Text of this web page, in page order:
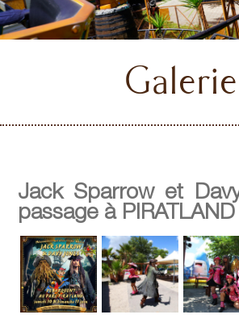
Galerie
Jack Sparrow et
passage à